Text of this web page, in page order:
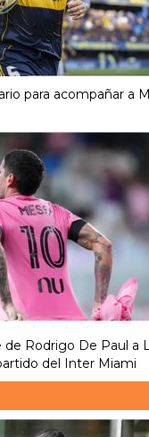
para acompañar a
Rodrigo De Paul a
del Inter Miami